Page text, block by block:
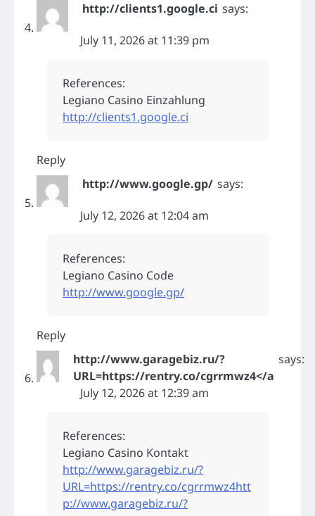
http://clients1.google.ci says:
July 11, 2026 at 11:39 pm
References:
Legiano Casino Einzahlung
http://clients1.google.ci
Reply
http://www.google.gp/ says:
July 12, 2026 at 12:04 am
References:
Legiano Casino Code
http://www.google.gp/
Reply
http://www.garagebiz.ru/?
URL=https://rentry.co/cgrrmwz4</a
says:
July 12, 2026 at 12:39 am
References:
Legiano Casino Kontakt
http://www.garagebiz.ru/?
URL=https://rentry.co/cgrrmwz4htt
p://www.garagebiz.ru/?